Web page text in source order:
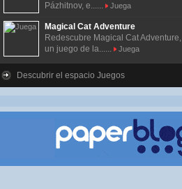
Pázhitnov, e......
Juega
Magical Cat Adventure
Redescubre Magical Cat Adventure,
un juego de la......
Juega
Descubrir el espacio Juegos